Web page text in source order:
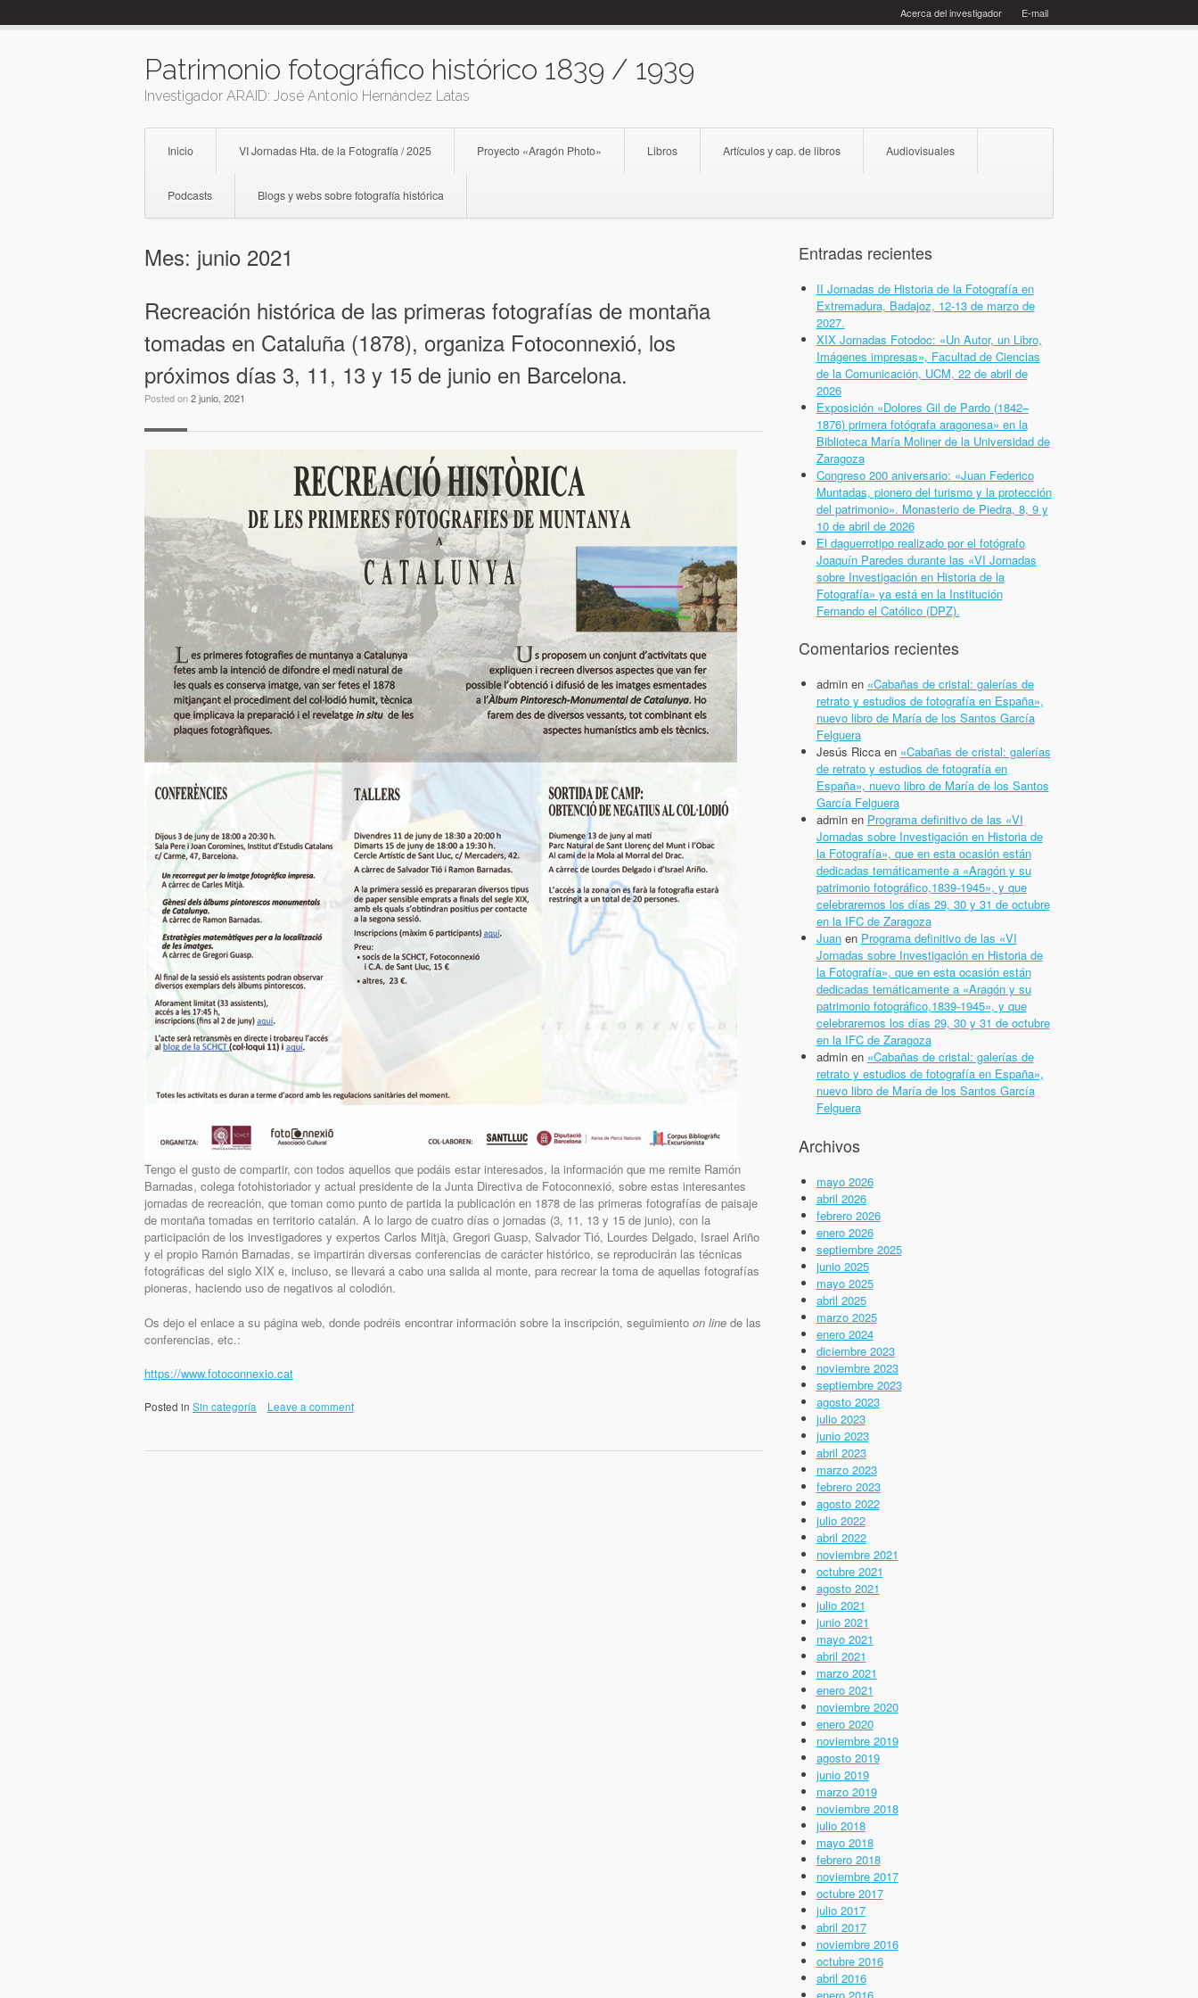
to
E-mail
Acerca del investigador
Patrimonio fotográfico histórico 1839 / 1939
Investigador ARAID: José Antonio Hernández Latas
Inicio VI Jornadas Hta. de la Fotografía / 2025 Proyecto «Aragón Photo» Libros Artículos y cap. de libros Audiovisuales
Podcasts Blogs y webs sobre fotografía histórica
Mes: junio 2021
Recreación histórica de las primeras fotografías de montaña
tomadas en Cataluña (1878), organiza Fotoconnexió, los
próximos días 3, 11, 13 y 15 de junio en Barcelona.
Posted on2 junio, 2021
Tengo el gusto de compartir, con todos aquellos que podáis estar interesados, la información que me remite Ramón
Barnadas, colega fotohistoriador y actual presidente de la Junta Directiva de Fotoconnexió, sobre estas interesantes
jornadas de recreación, que toman como punto de partida la publicación en 1878 de las primeras fotografías de paisaje
de montaña tomadas en territorio catalán. A lo largo de cuatro días o jornadas (3, 11, 13 y 15 de junio), con la
participación de los investigadores y expertos Carlos Mitjà, Gregori Guasp, Salvador Tió, Lourdes Delgado, Israel Ariño
y el propio Ramón Barnadas, se impartirán diversas conferencias de carácter histórico, se reproducirán las técnicas
fotográficas del siglo XIX e, incluso, se llevará a cabo una salida al monte, para recrear la toma de aquellas fotografías
pioneras, haciendo uso de negativos al colodión.
Os dejo el enlace a su página web, donde podréis encontrar información sobre la inscripción, seguimiento on line de las
conferencias, etc.:
https://www.fotoconnexio.cat
Posted in Sin categoría Leave a comment
Entradas recientes
II Jornadas de Historia de la Fotografía en
Extremadura, Badajoz, 12-13 de marzo de
2027.
XIX Jornadas Fotodoc: «Un Autor, un Libro,
Imágenes impresas», Facultad de Ciencias
de la Comunicación, UCM, 22 de abril de
2026
Exposición «Dolores Gil de Pardo (1842–
1876) primera fotógrafa aragonesa» en la
Biblioteca María Moliner de la Universidad de
Zaragoza
Congreso 200 aniversario: «Juan Federico
Muntadas, pionero del turismo y la protección
del patrimonio». Monasterio de Piedra, 8, 9 y
10 de abril de 2026
El daguerrotipo realizado por el fotógrafo
Joaquín Paredes durante las «VI Jornadas
sobre Investigación en Historia de la
Fotografía» ya está en la Institución
Fernando el Católico (DPZ).
Comentarios recientes
adminen «Cabañas de cristal: galerías de
retrato y estudios de fotografía en España»,
nuevo libro de María de los Santos García
Felguera
Jesús Riccaen «Cabañas de cristal: galerías
de retrato y estudios de fotografía en
España», nuevo libro de María de los Santos
García Felguera
adminen Programa definitivo de las «VI
Jornadas sobre Investigación en Historia de
la Fotografía», que en esta ocasión están
dedicadas temáticamente a «Aragón y su
patrimonio fotográfico,1839-1945», y que
celebraremos los días 29, 30 y 31 de octubre
en la IFC de Zaragoza
Juanen Programa definitivo de las «VI
Jornadas sobre Investigación en Historia de
la Fotografía», que en esta ocasión están
dedicadas temáticamente a «Aragón y su
patrimonio fotográfico,1839-1945», y que
celebraremos los días 29, 30 y 31 de octubre
en la IFC de Zaragoza
adminen «Cabañas de cristal: galerías de
retrato y estudios de fotografía en España»,
nuevo libro de María de los Santos García
Felguera
Archivos
mayo 2026
abril 2026
febrero 2026
enero 2026
septiembre 2025
junio 2025
mayo 2025
abril 2025
marzo 2025
enero 2024
diciembre 2023
noviembre 2023
septiembre 2023
agosto 2023
julio 2023
junio 2023
abril 2023
marzo 2023
febrero 2023
agosto 2022
julio 2022
abril 2022
noviembre 2021
octubre 2021
agosto 2021
julio 2021
junio 2021
mayo 2021
abril 2021
marzo 2021
enero 2021
noviembre 2020
enero 2020
noviembre 2019
agosto 2019
junio 2019
marzo 2019
noviembre 2018
julio 2018
mayo 2018
febrero 2018
noviembre 2017
octubre 2017
julio 2017
abril 2017
noviembre 2016
octubre 2016
abril 2016
enero 2016